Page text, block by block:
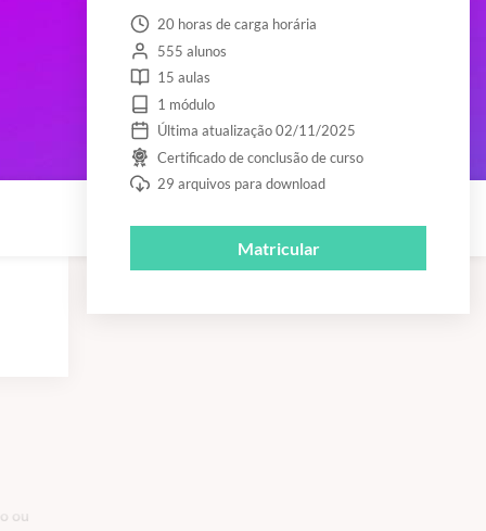
ou
20 horas de carga horária
555 alunos
15 aulas
1 módulo
Última atualização 02/11/2025
Certificado de conclusão de curso
29 arquivos para download
Matricular